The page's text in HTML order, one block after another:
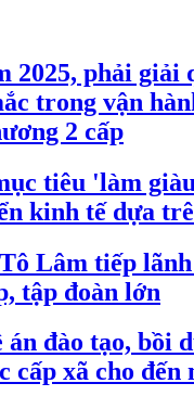
2025, phải giải
trong vận
2 cấp
tiêu 'làm
kinh tế dựa
Lâm tiếp lãnh
tập đoàn lớn
đào tạo, bồi
cấp xã cho đến